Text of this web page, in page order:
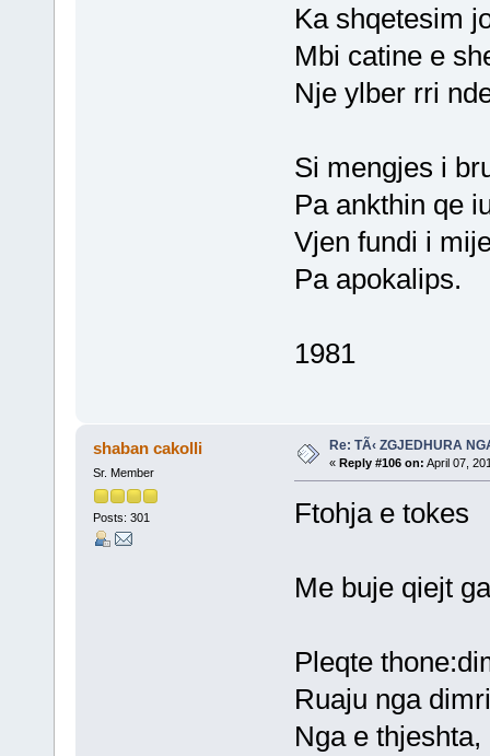
Ka shqetesim
Mbi catine e
Nje ylber rri
Si mengjes i
Pa ankthin qe
Vjen fundi i
Pa apokalips.
1981
shaban cakolli
Sr. Member
Posts: 301
Re: TÃ‹ ZGJEDHURA
« Reply #106 on: April 07,
Ftohja e tokes
Me buje qiejt
Pleqte
Ruaju nga
Nga e thjeshta,